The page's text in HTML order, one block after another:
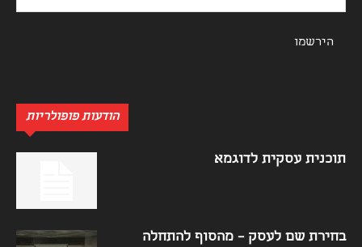
הודעות פופולריות
תוכנית עסקית לדוגמא
בחירת שם לעסק – מהסוף להתחלה